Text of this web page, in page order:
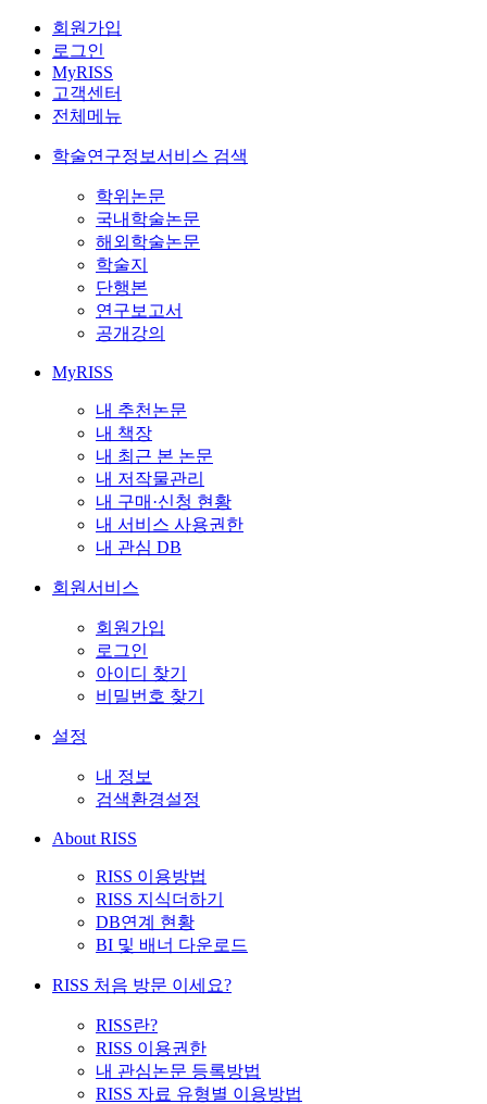
회원가입
로그인
MyRISS
고객센터
전체메뉴
학술연구정보서비스 검색
학위논문
국내학술논문
해외학술논문
학술지
단행본
연구보고서
공개강의
MyRISS
내 추천논문
내 책장
내 최근 본 논문
내 저작물관리
내 구매·신청 현황
내 서비스 사용권한
내 관심 DB
회원서비스
회원가입
로그인
아이디 찾기
비밀번호 찾기
설정
내 정보
검색환경설정
About RISS
RISS 이용방법
RISS 지식더하기
DB연계 현황
BI 및 배너 다운로드
RISS 처음 방문 이세요?
RISS란?
RISS 이용권한
내 관심논문 등록방법
RISS 자료 유형별 이용방법